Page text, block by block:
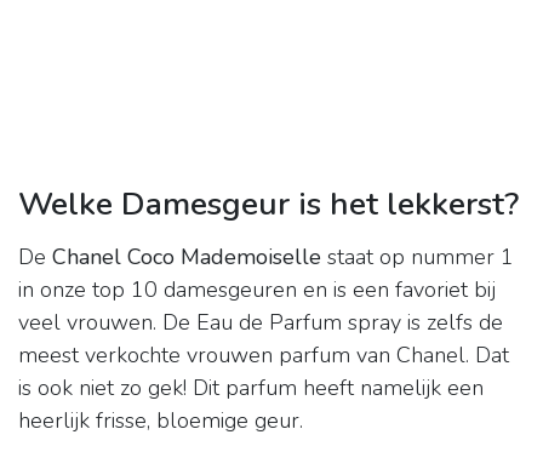
Welke Damesgeur is het lekkerst?
De Chanel Coco Mademoiselle staat op nummer 1
in onze top 10 damesgeuren en is een favoriet bij
veel vrouwen. De Eau de Parfum spray is zelfs de
meest verkochte vrouwen parfum van Chanel. Dat
is ook niet zo gek! Dit parfum heeft namelijk een
heerlijk frisse, bloemige geur.